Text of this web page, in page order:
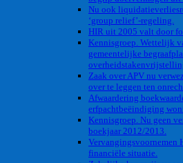
Nu ook
‘group relief’-regeling.
HIR uit 2005 valt door
Kennisgroep. Wettelijk
gemeentelijke
Zaak over APV nu
over te leggen ten
Afwaardering
erfpachtbeëindiging
Kennisgroep. Nu geen
boekjaar 2012/2013.
Vervangingsvoornemen
financiële situatie.